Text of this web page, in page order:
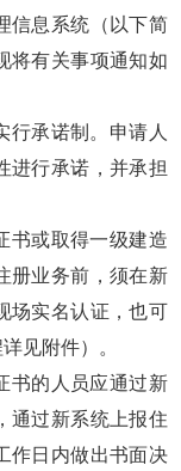
信息系统（以下简
将有关事项通知如
承诺制。申请人
进行承诺，并承担
或取得一级建造
册业务前，须在新
场实名认证，也可
见附件）。
的人员应通过新
通过新系统上报住
作日内做出书面决